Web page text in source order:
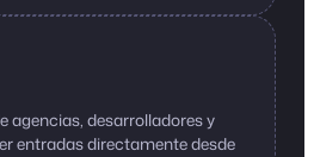
agencias, desarrolladores y
entradas directamente desde